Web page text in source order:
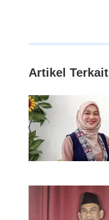
Artikel Terkait